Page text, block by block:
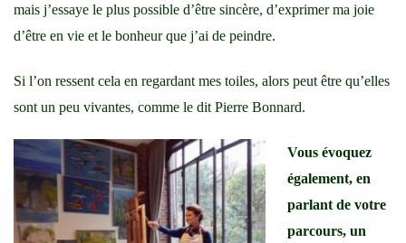
mais j’essaye le plus possible d’être sincère, d’exprimer ma joie
d’être en vie et le bonheur que j’ai de peindre.
Si l’on ressent cela en regardant mes toiles, alors peut être qu’elles
sont un peu vivantes, comme le dit Pierre Bonnard.
Vous évoquez
également, en
parlant de votre
parcours, un